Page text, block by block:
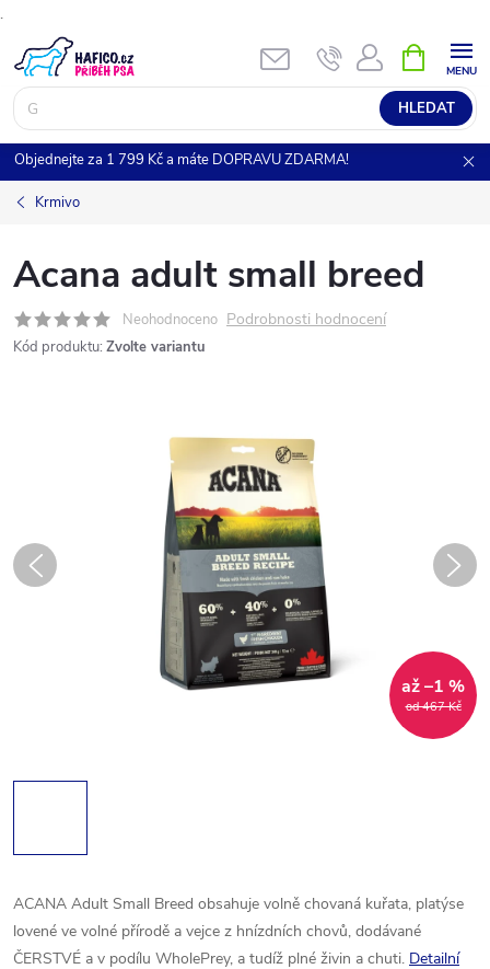
.
na
obsah
HLEDAT
NÁKUPNÍ
KOŠÍK
Objednejte za 1 799 Kč a máte DOPRAVU ZDARMA!
Krmivo
Acana adult small breed
Neohodnoceno Podrobnosti hodnocení
Kód produktu: Zvolte variantu
od 467 Kč
až –1 %
ACANA Adult Small Breed obsahuje volně chovaná kuřata, platýse
lovené ve volné přírodě a vejce z hnízdních chovů, dodávané
ČERSTVÉ a v podílu WholePrey, a tudíž plné živin a chuti. Detailní